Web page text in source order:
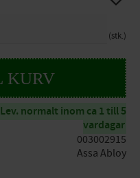
stk.
Lev. normalt inom ca 1 till 5
vardagar
003002915
Assa Abloy